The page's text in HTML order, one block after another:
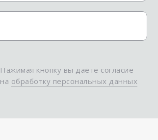
Нажимая кнопку вы даёте согласие
на обработку персональных данных